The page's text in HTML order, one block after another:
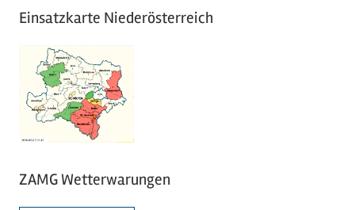
Einsatzkarte Niederösterreich
ZAMG Wetterwarungen